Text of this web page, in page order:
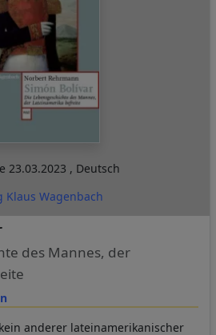
23.03.2023 , Deutsch
Klaus Wagenbach
des Mannes, der
anderer lateinamerikanischer